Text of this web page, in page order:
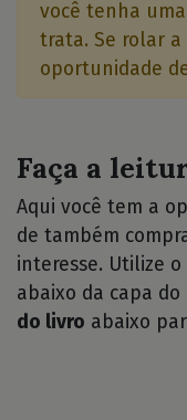
você tenha
trata. Se rolar
oportunidade
Faça a
Aqui você tem a
de também
interesse. Utilize
abaixo da capa do
do livro abaixo